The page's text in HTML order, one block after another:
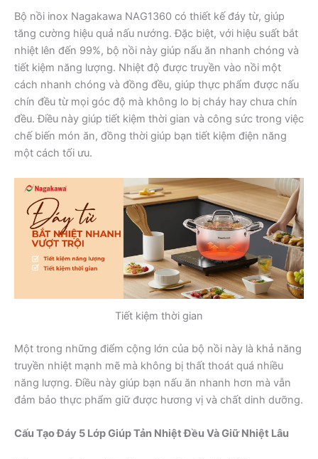
Bộ nồi inox Nagakawa NAG1360 có thiết kế đáy từ, giúp
tăng cường hiệu quả nấu nướng. Đặc biệt, với hiệu suất bắt
nhiệt lên đến 99%, bộ nồi này giúp nấu ăn nhanh chóng và
tiết kiệm năng lượng. Nhiệt độ được truyền vào nồi một
cách nhanh chóng và đồng đều, giúp thực phẩm được nấu
chín đều từ mọi góc độ mà không lo bị cháy hay chưa chín
đều. Điều này giúp tiết kiệm thời gian và công sức trong việc
chế biến món ăn, đồng thời giúp bạn tiết kiệm điện năng
một cách tối ưu.
Tiết kiệm thời gian
Một trong những điểm cộng lớn của bộ nồi này là khả năng
truyền nhiệt mạnh mẽ mà không bị thất thoát quá nhiều
năng lượng. Điều này giúp bạn nấu ăn nhanh hơn mà vẫn
đảm bảo thực phẩm giữ được hương vị và chất dinh dưỡng.
Cấu Tạo Đáy 5 Lớp Giúp Tản Nhiệt Đều Và Giữ Nhiệt Lâu